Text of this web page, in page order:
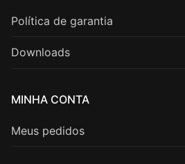
Política de garantia
Downloads
MINHA CONTA
Meus pedidos